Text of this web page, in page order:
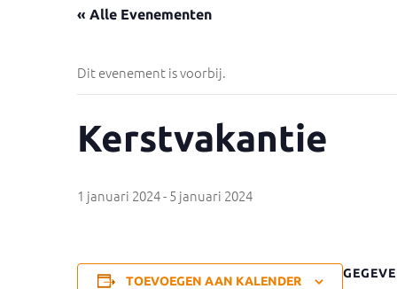
« Alle Evenementen
Dit evenement is voorbij.
Kerstvakantie
1 januari 2024-5 januari 2024
TOEVOEGEN AAN KALENDER